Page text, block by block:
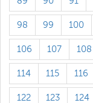
98 99 100
106 107 108
114 115 116
122 123 124